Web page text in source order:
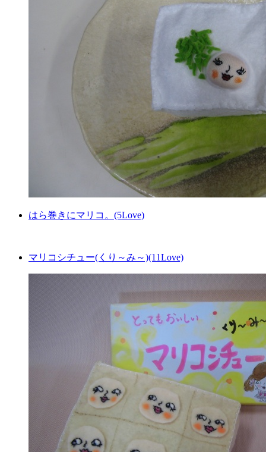
はら巻きにマリコ。(5Love)
マリコシチュー(くり～み～)(11Love)